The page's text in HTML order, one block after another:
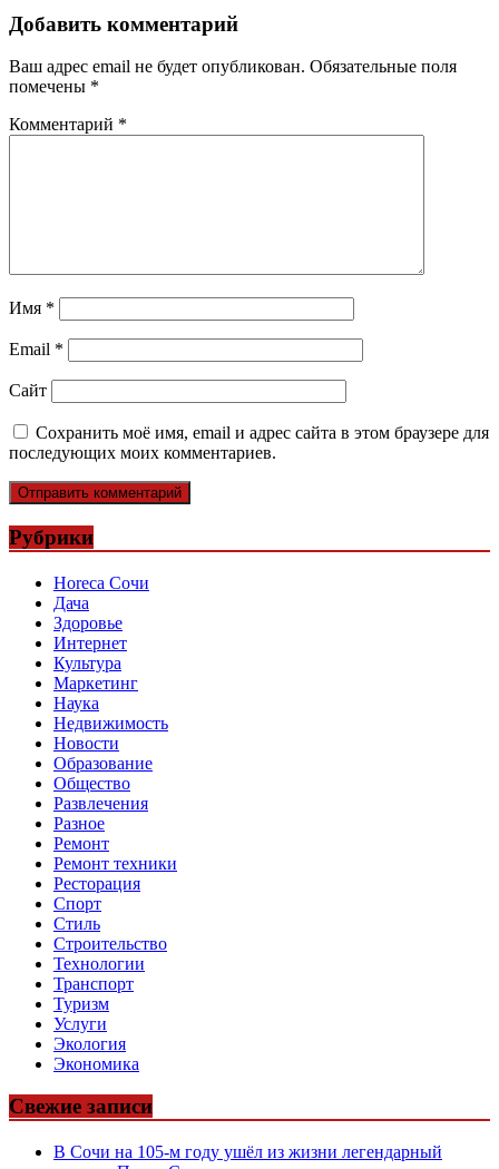
Добавить комментарий
Ваш адрес email не будет опубликован. Обязательные поля
помечены *
Комментарий *
Имя *
Email *
Сайт
Сохранить моё имя, email и адрес сайта в этом браузере для
последующих моих комментариев.
Рубрики
Horeca Сочи
Дача
Здоровье
Интернет
Культура
Маркетинг
Наука
Недвижимость
Новости
Образование
Общество
Развлечения
Разное
Ремонт
Ремонт техники
Ресторация
Спорт
Стиль
Строительство
Технологии
Транспорт
Туризм
Услуги
Экология
Экономика
Свежие записи
В Сочи на 105-м году ушёл из жизни легендарный